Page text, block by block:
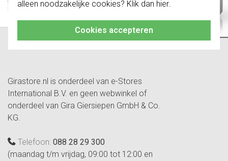
alleen noodzakelijke cookies? Klik dan hier.
Cookies accepteren
Transparant
Nee
Girastore.nl is onderdeel van e-Stores
International B.V. en geen webwinkel of
onderdeel van Gira Giersiepen GmbH & Co.
KG.
Telefoon: 088 28 29 300
(maandag t/m vrijdag, 09:00 tot 12:00 en
Klik hiervoor meer informatie, zodat je